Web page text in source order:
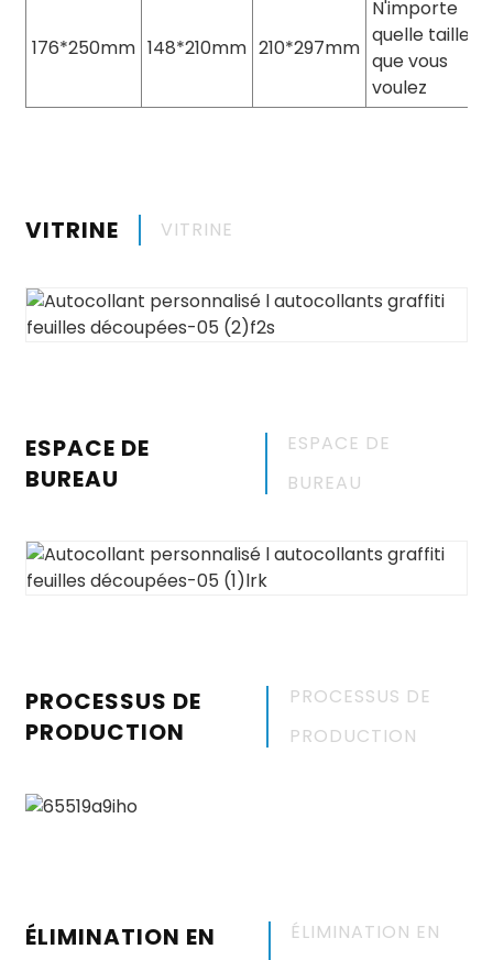
176*250mm 148*210mm 210*297mm
N'importe
quelle taille
que vous
voulez
VITRINE VITRINE
ESPACE DE
BUREAU
ESPACE DE
BUREAU
PROCESSUS DE
PRODUCTION
PROCESSUS DE
PRODUCTION
ÉLIMINATION EN
ÉLIMINATION EN